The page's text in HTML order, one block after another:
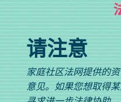
请注意
家庭社区法网提供的
意见。如果您想取得